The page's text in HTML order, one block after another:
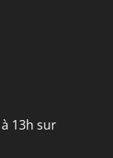
13h sur